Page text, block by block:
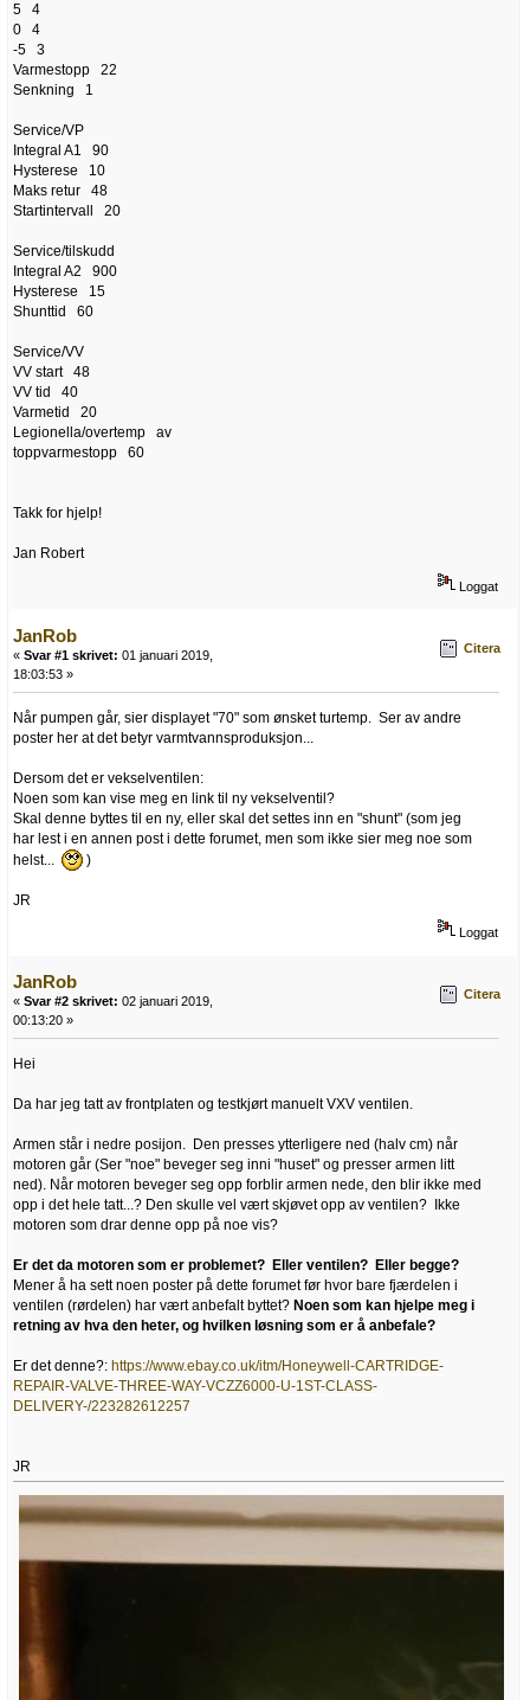
5 4
0 4
-5 3
Varmestopp 22
Senkning 1
Service/VP
Integral A1 90
Hysterese 10
Maks retur 48
Startintervall 20
Service/tilskudd
Integral A2 900
Hysterese 15
Shunttid 60
Service/VV
VV start 48
VV tid 40
Varmetid 20
Legionella/overtemp av
toppvarmestopp 60
Takk for hjelp!
Jan Robert
Loggat
JanRob
« Svar #1 skrivet: 01 januari 2019,
18:03:53 »
Citera
Når pumpen går, sier displayet "70" som ønsket turtemp. Ser av andre
poster her at det betyr varmtvannsproduksjon...
Dersom det er vekselventilen:
Noen som kan vise meg en link til ny vekselventil?
Skal denne byttes til en ny, eller skal det settes inn en "shunt" (som jeg
har lest i en annen post i dette forumet, men som ikke sier meg noe som
helst...
)
JR
Loggat
JanRob
« Svar #2 skrivet: 02 januari 2019,
00:13:20 »
Citera
Hei
Da har jeg tatt av frontplaten og testkjørt manuelt VXV ventilen.
Armen står i nedre posijon. Den presses ytterligere ned (halv cm) når
motoren går (Ser "noe" beveger seg inni "huset" og presser armen litt
ned). Når motoren beveger seg opp forblir armen nede, den blir ikke med
opp i det hele tatt...? Den skulle vel vært skjøvet opp av ventilen? Ikke
motoren som drar denne opp på noe vis?
Er det da motoren som er problemet? Eller ventilen? Eller begge?
Mener å ha sett noen poster på dette forumet før hvor bare fjærdelen i
ventilen (rørdelen) har vært anbefalt byttet? Noen som kan hjelpe meg i
retning av hva den heter, og hvilken løsning som er å anbefale?
Er det denne?: https://www.ebay.co.uk/itm/Honeywell-CARTRIDGE-
REPAIR-VALVE-THREE-WAY-VCZZ6000-U-1ST-CLASS-
DELIVERY-/223282612257
JR